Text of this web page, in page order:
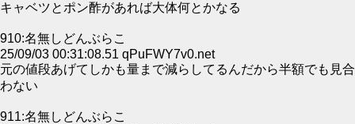
キャベツとポン酢があれば大体何とかなる
910:名無しどんぶらこ
25/09/03 00:31:08.51 qPuFWY7v0.net
元の値段あげてしかも量まで減らしてるんだから半額でも見合
わない
911:名無しどんぶらこ